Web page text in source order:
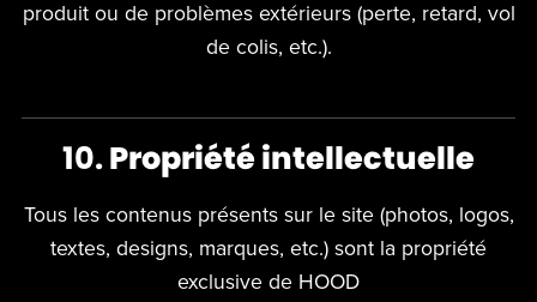
produit ou de problèmes extérieurs (perte, retard, vol
de colis, etc.).
10.Propriété intellectuelle
Tous les contenus présents sur le site (photos, logos,
textes, designs, marques, etc.) sont la propriété
exclusive de HOOD